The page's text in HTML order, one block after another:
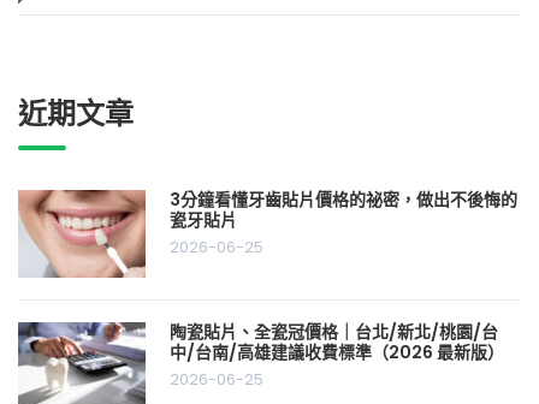
近期文章
3分鐘看懂牙齒貼片價格的祕密，做出不後悔的
瓷牙貼片
2026-06-25
陶瓷貼片、全瓷冠價格｜台北/新北/桃園/台
中/台南/高雄建議收費標準（2026 最新版）
2026-06-25